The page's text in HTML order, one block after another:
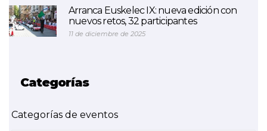
Arranca Euskelec IX: nueva edición con
nuevos retos, 32 participantes
11 de diciembre de 2025
Categorías
Categorías de eventos